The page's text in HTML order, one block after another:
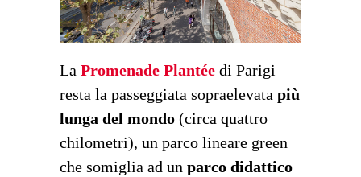
La Promenade Plantée di Parigi
resta la passeggiata sopraelevata più
lunga del mondo (circa quattro
chilometri), un parco lineare green
che somiglia ad un parco didattico